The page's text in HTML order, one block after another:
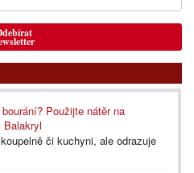
Použijte nátěr na
Balakryl
či kuchyni, ale odrazuje